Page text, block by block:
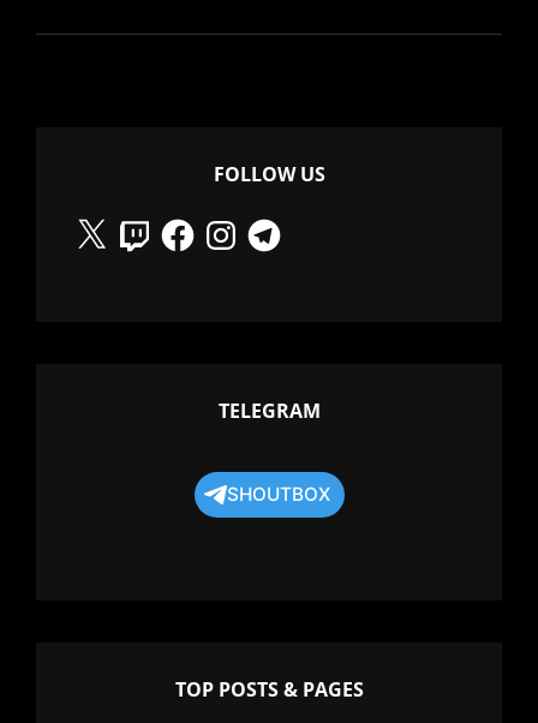
KEJA,
AND
JOJO.
FOLLOW US
X
TwitchFacebookInstagramTelegram
TELEGRAM
SHOUTBOX
TOP POSTS & PAGES